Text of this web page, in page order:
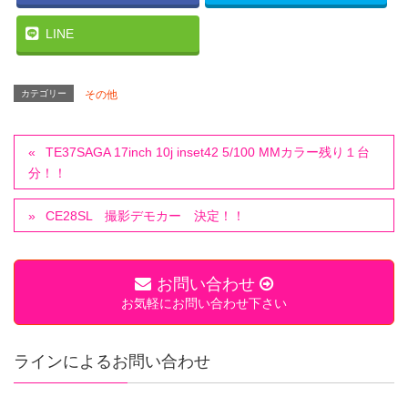
LINE
カテゴリー その他
TE37SAGA 17inch 10j inset42 5/100 MMカラー残り１台
分！！
CE28SL 撮影デモカー 決定！！
お問い合わせ
お気軽にお問い合わせ下さい
ラインによるお問い合わせ